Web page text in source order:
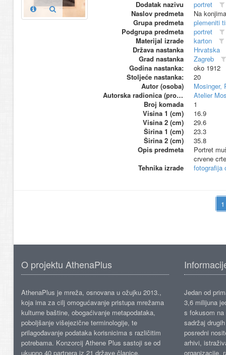
Dodatak nazivu
portret
Naslov predmeta
Na konjima
Grupa predmeta
plemeniti
Podgrupa predmeta
portret
Materijal izrade
karton
Država nastanka
Hrvatska
Grad nastanka
Zagreb
Godina nastanka:
oko 1912
Stoljeće nastanka:
20
Autor (osoba)
Mosinger,
Autorska radionica (proizvođač)
Atelier
Broj komada
1
Visina 1 (cm)
16.9
Visina 2 (cm)
29.6
Širina 1 (cm)
23.3
Širina 2 (cm)
35.8
Opis predmeta
Portret
crvene
Tehnika izrade
fotografija
O projektu AthenaPlus
AthenaPlus je mreža, osnovana u ožujku 2013.,
koja ima za cilj omogućavanje pristupa mrežama
kulturne baštine, obogaćivanje metapodataka,
poboljšanje višejezične terminologije, te
prilagođavanje podataka korisnicima s različitim
potrebama. Konzorcij Athene Plus sastoji se od
ukupno 40 partnera iz 21 države članice.
Jedan od
3,6 milijuna
s fokusom
sadržaj
posredni
arhivi,
organizacije,